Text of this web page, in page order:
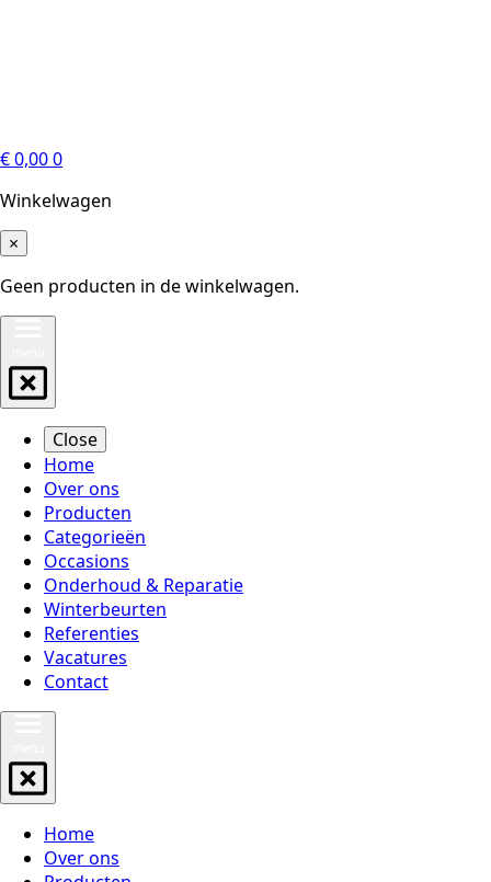
€0,000
Winkelwagen
×
Geen producten in de winkelwagen.
Close
Home
Over ons
Producten
Categorieën
Occasions
Onderhoud & Reparatie
Winterbeurten
Referenties
Vacatures
Contact
Home
Over ons